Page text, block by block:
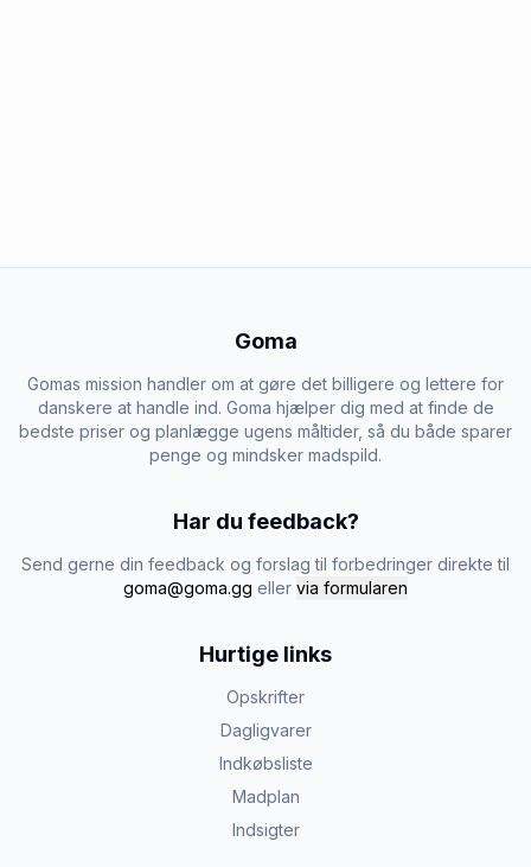
Goma
Gomas mission handler om at gøre det billigere og lettere for
danskere at handle ind. Goma hjælper dig med at finde de
bedste priser og planlægge ugens måltider, så du både sparer
penge og mindsker madspild.
Har du feedback?
Send gerne din feedback og forslag til forbedringer direkte til
goma@goma.gg eller via formularen
Hurtige links
Opskrifter
Dagligvarer
Indkøbsliste
Madplan
Indsigter